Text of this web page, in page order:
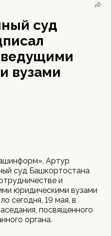
суд
ведущими
вузами
Артур
суд Башкортостана
и
юридическими вузами
сегодня, 19 мая, в
посвященного
органа.